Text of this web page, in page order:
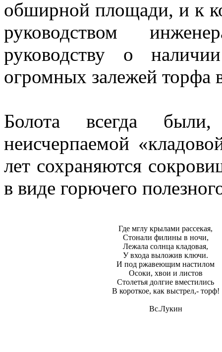
обширной площади, и к
руководством
руководству о
огромных залежей торфа
Болота всегда
неисчерпаемой
лет сохраняются
в виде горючего
Где мглу крылами рассекая,
Стонали филины в ночи,
Лежала солнца кладовая,
У входа выложив ключи.
И под ржавеющим настилом
Осоки, хвои и листов
Столетья долгие вместились
В короткое, как выстрел,- торф!
Вс.Лукин